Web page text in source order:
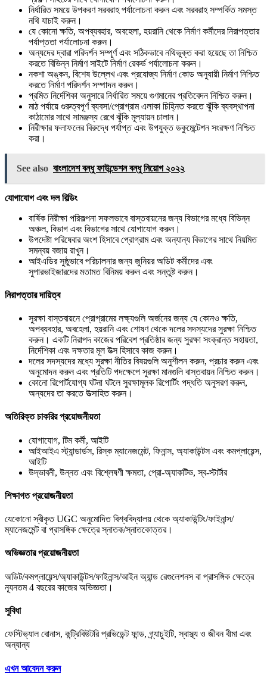
নির্ধারিত সময়ে উপকরণ সরবরাহ পর্যালোচনা করুন এবং সরবরাহ সম্পর্কিত সমস্ত
নথি যাচাই করুন।
যে কোনো ক্ষতি, অপব্যবহার, অবহেলা, হয়রানি থেকে নির্মাণ কর্মীদের নিরাপত্তার
পর্যাপ্ততা পর্যালোচনা করুন।
অন্যদের দ্বারা পরিদর্শন সম্পূর্ণ এবং সঠিকভাবে নথিভুক্ত করা হয়েছে তা নিশ্চিত
করতে বিভিন্ন নির্মাণ সাইটে নির্মাণ রেকর্ড পর্যালোচনা করুন।
নকশা অঙ্কন, বিশেষ উল্লেখ এবং প্রযোজ্য নির্মাণ কোড অনুযায়ী নির্মাণ নিশ্চিত
করতে নির্মাণ পরিদর্শন সম্পাদন করুন।
প্রমিত নির্দেশিকা অনুসারে নির্ধারিত সময়ে গুণমানের প্রতিবেদন নিশ্চিত করুন।
মাঠ পর্যায়ে গুরুত্বপূর্ণ ব্যবসা/প্রোগ্রাম এলাকা চিহ্নিত করতে ঝুঁকি ব্যবস্থাপনা
কাঠামোর সাথে সামঞ্জস্য রেখে ঝুঁকি মূল্যায়ন চালান।
নিরীক্ষার ফলাফলের বিরুদ্ধে পর্যাপ্ত এবং উপযুক্ত ডকুমেন্টেশন সংরক্ষণ নিশ্চিত
করা।
See also বাংলাদেশ বন্ধু ফাউন্ডেশন বন্ধু নিয়োগ ২০২২
যোগাযোগ এবং দল বিল্ডিং
বার্ষিক নিরীক্ষা পরিকল্পনা সফলভাবে বাস্তবায়নের জন্য বিভাগের মধ্যে বিভিন্ন
অঞ্চল, বিভাগ এবং বিভাগের সাথে যোগাযোগ করুন।
উপদেষ্টা পরিষেবার অংশ হিসাবে প্রোগ্রাম এবং অন্যান্য বিভাগের সাথে নিয়মিত
সমন্বয় বজায় রাখুন।
আইএডির সুষ্ঠুভাবে পরিচালনার জন্য জুনিয়র অডিট কর্মীদের এবং
সুপারভাইজারদের মতামত বিনিময় করুন এবং সন্তুষ্ট করুন।
নিরাপত্তার দায়িত্ব
সুরক্ষা বাস্তবায়নে প্রোগ্রামের লক্ষ্যগুলি অর্জনের জন্য যে কোনও ক্ষতি,
অপব্যবহার, অবহেলা, হয়রানি এবং শোষণ থেকে দলের সদস্যদের সুরক্ষা নিশ্চিত
করুন। একটি নিরাপদ কাজের পরিবেশ প্রতিষ্ঠার জন্য সুরক্ষা সংক্রান্ত সহায়তা,
নির্দেশিকা এবং দক্ষতার মূল উত্স হিসাবে কাজ করুন।
দলের সদস্যদের মধ্যে সুরক্ষা নীতির বিষয়গুলি অনুশীলন করুন, প্রচার করুন এবং
অনুমোদন করুন এবং প্রতিটি পদক্ষেপে সুরক্ষা মানগুলি বাস্তবায়ন নিশ্চিত করুন।
কোনো রিপোর্টযোগ্য ঘটনা ঘটলে সুরক্ষামূলক রিপোর্টিং পদ্ধতি অনুসরণ করুন,
অন্যদের তা করতে উত্সাহিত করুন।
অতিরিক্ত চাকরির প্রয়োজনীয়তা
যোগাযোগ, টিম কর্মী, আইটি
আইআইএ স্ট্যান্ডার্ডস, রিস্ক ম্যানেজমেন্ট, ফিনান্স, অ্যাকাউন্টস এবং কমপ্লায়েন্স,
আইটি
উদ্ভাবনী, উন্নত এবং বিশ্লেষণী ক্ষমতা, প্রো-অ্যাকটিভ, স্ব-স্টার্টার
শিক্ষাগত প্রয়োজনীয়তা
যেকোনো স্বীকৃত UGC অনুমোদিত বিশ্ববিদ্যালয় থেকে অ্যাকাউন্টিং/ফাইনান্স/
ম্যানেজমেন্ট বা প্রাসঙ্গিক ক্ষেত্রে স্নাতক/স্নাতকোত্তর।
অভিজ্ঞতার প্রয়োজনীয়তা
অডিট/কমপ্লায়েন্স/অ্যাকাউন্টস/ফাইনান্স/আইন অ্যান্ড রেগুলেশনস বা প্রাসঙ্গিক ক্ষেত্রে
ন্যূনতম 4 বছরের কাজের অভিজ্ঞতা।
সুবিধা
ফেস্টিভ্যাল বোনাস, কন্ট্রিবিউটরি প্রভিডেন্ট ফান্ড, গ্র্যাচুইটি, স্বাস্থ্য ও জীবন বীমা এবং
অন্যান্য
এখন আবেদন করুন